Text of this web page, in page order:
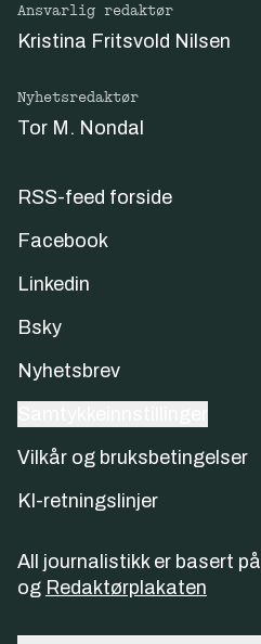
Ansvarlig redaktør
Kristina Fritsvold Nilsen
Nyhetsredaktør
Tor M. Nondal
RSS-feed forside
Facebook
Linkedin
Bsky
Nyhetsbrev
Vilkår og bruksbetingelser
KI-retningslinjer
All journalistikk er basert på
og Redaktørplakaten